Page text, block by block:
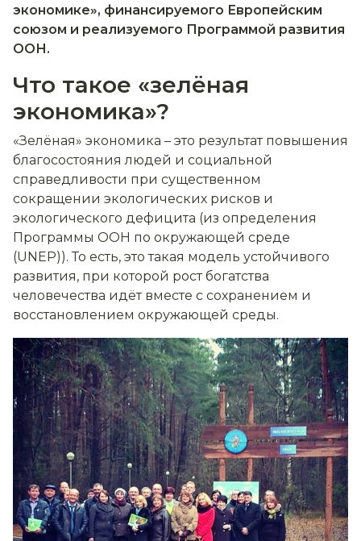
экономике», финансируемого Европейским
союзом и реализуемого Программой развития
ООН.
Что такое «зелёная
экономика»?
«Зелёная» экономика – это результат повышения
благосостояния людей и социальной
справедливости при существенном
сокращении экологических рисков и
экологического дефицита (из определения
Программы ООН по окружающей среде
(UNEP)). То есть, это такая модель устойчивого
развития, при которой рост богатства
человечества идёт вместе с сохранением и
восстановлением окружающей среды.